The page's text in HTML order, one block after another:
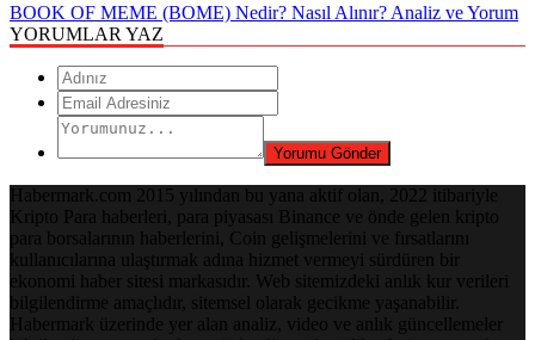
BOOK OF MEME (BOME) Nedir? Nasıl Alınır? Analiz ve Yorum
YORUMLAR YAZ
Habermark.com 2015 yılından bu yana aktif olan, 2022 itibariyle
Kripto Para haberleri, para piyasası Binance ve önde gelen kripto
para borsalarının haberlerini, Coin gelişmelerini ve fırsatlarını
kullanıcılarına ulaştırmak adına hizmet vermeyi sürdüren bir
ekonomi haber sitesi markasıdır. Web sitemizdeki anlık kur verileri
bilgilendirme amaçlıdır, sitemsel olarak gecikme yaşanabilir.
Habermark üzerinde yer alan analiz, video ve anlık güncellemeler